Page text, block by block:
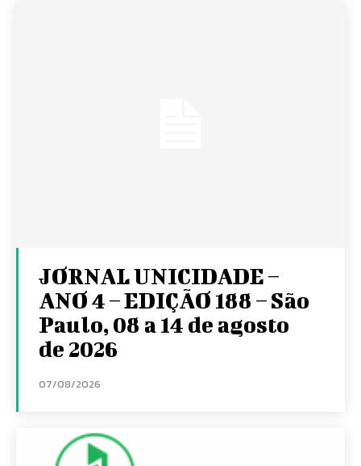
JORNAL UNICIDADE –
ANO 4 – EDIÇÃO 188 – São
Paulo, 08 a 14 de agosto
de 2026
07/08/2026